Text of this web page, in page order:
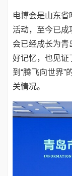
电博会是山东
活动，至今已
会已经成长为青
好记忆，也见证
到“腾飞向世界”
关情况。